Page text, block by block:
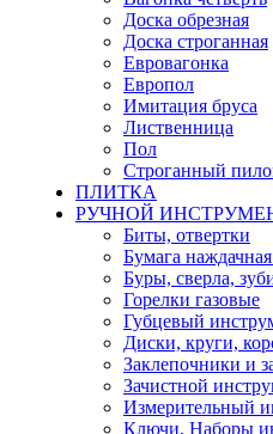
Доска обрезная
Доска строганная
Евровагонка
Европол
Имитация бруса
Лиственница
Пол
Строганный
ПЛИТКА
РУЧНОЙ
Биты, отвертки
Бумага
Буры, сверла,
Горелки газовые
Губцевый
Диски, круги,
Заклепочники и
Зачистной
Измерительный
Ключи, Наборы